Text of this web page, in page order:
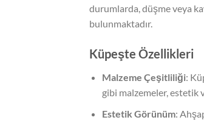
durumlarda, düşme veya
bulunmaktadır.
Küpeşte Özellikleri
Malzeme Çeşitliliği:
gibi malzemeler, estetik
Estetik Görünüm: